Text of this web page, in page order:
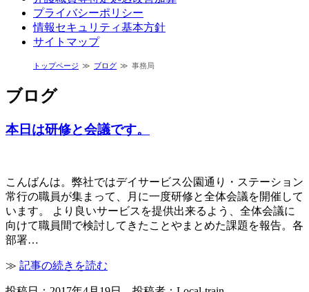
プライバシーポリシー
情報セキュリティ基本方針
サイトマップ
トップページ ブログ 事務局
ブログ
本日は研修と会議です。
こんばんは。弊社ではデイサービス公園通り・ステーション
常行の職員が集まって、月に一度研修と全体会議を開催して
います。 より良いサービスを提供出来るよう、全体会議に
向けて職員間で検討してきたことやまとめた課題を報告。各
部署…
≫ 記事の続きを読む